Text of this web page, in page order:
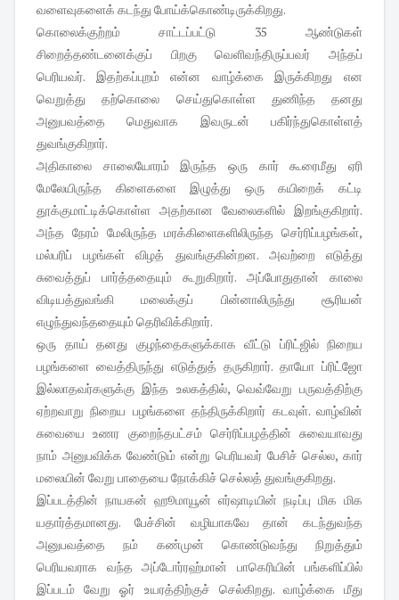
வளைவுகளைக் கடந்து போய்க்கொண்டிருக்கிறது.
கொலைக்குற்றம் சாட்டப்பட்டு 35 ஆண்டுகள்
சிறைத்தண்டனைக்குப் பிறகு வெளிவந்திருப்பவர் அந்தப்
பெரியவர். இதற்கப்புறம் என்ன வாழ்க்கை இருக்கிறது என
வெறுத்து தற்கொலை செய்துகொள்ள துணிந்த தனது
அனுபவத்தை மெதுவாக இவருடன் பகிர்ந்துகொள்ளத்
துவங்குகிறார்.
அதிகாலை சாலையோரம் இருந்த ஒரு கார் கூரைமீது ஏரி
மேலேயிருந்த கிளைகளை இழுத்து ஒரு கயிறைக் கட்டி
தூக்குமாட்டிக்கொள்ள அதற்கான வேலைகளில் இறங்குகிறார்.
அந்த நேரம் மேலிருந்த மரக்கிளைகளிலிருந்த செர்ரிப்பழங்கள்,
மல்பரிப் பழங்கள் விழத் துவங்குகின்றன. அவற்றை எடுத்து
சுவைத்துப் பார்த்ததையும் கூறுகிறார். அப்போதுதான் காலை
விடியத்துவங்கி மலைக்குப் பின்னாலிருந்து சூரியன்
எழுந்துவந்ததையும் தெரிவிக்கிறார்.
ஒரு தாய் தனது குழந்தைகளுக்காக வீட்டு ப்ரிட்ஜில் நிறைய
பழங்களை வைத்திருந்து எடுத்துத் தருகிறார். தாயோ ப்ரிட்ஜோ
இல்லாதவர்களுக்கு இந்த உலகத்தில், வெவ்வேறு பருவத்திற்கு
ஏற்றவாறு நிறைய பழங்களை தந்திருக்கிறார் கடவுள். வாழ்வின்
சுவையை உணர குறைந்தபட்சம் செர்ரிப்பழத்தின் சுவையாவது
நாம் அனுபவிக்க வேண்டும் என்று பெரியவர் பேசிச் செல்ல, கார்
மலையின் வேறு பாதையை நோக்கிச் செல்லத் துவங்குகிறது.
இப்படத்தின் நாயகன் ஹூமாயூன் எர்ஷாடியின் நடிப்பு மிக மிக
யதார்த்தமானது. பேச்சின் வழியாகவே தான் கடந்துவந்த
அனுபவத்தை நம் கண்முன் கொண்டுவந்து நிறுத்தும்
பெரியவராக வந்த அப்டோர்ரஹ்மான் பாகெரியின் பங்களிப்பில்
இப்படம் வேறு ஓர் உயரத்திற்குச் செல்கிறது. வாழ்க்கை மீது